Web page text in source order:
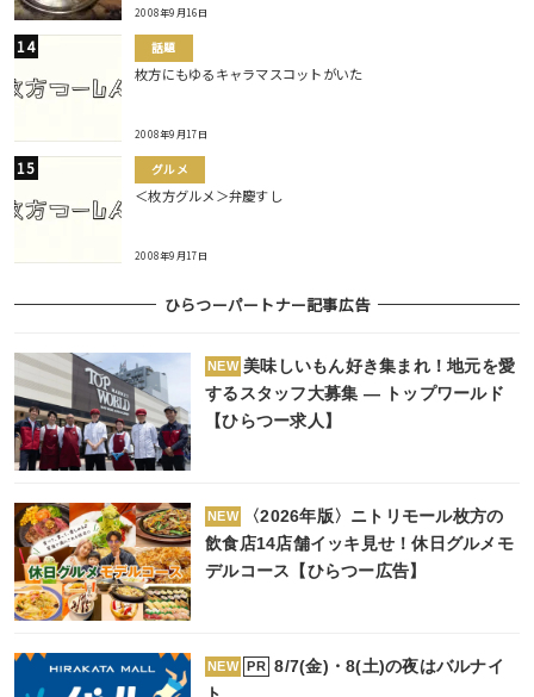
2008年9月16日
話題
枚方にもゆるキャラマスコットがいた
2008年9月17日
グルメ
＜枚方グルメ＞弁慶すし
2008年9月17日
ひらつーパートナー記事広告
NEW 美味しいもん好き集まれ！地元を愛
するスタッフ大募集 ― トップワールド
【ひらつー求人】
NEW
〈2026年版〉ニトリモール枚方の
飲食店14店舗イッキ見せ！休日グルメモ
デルコース【ひらつー広告】
NEW PR
8/7(金)・8(土)の夜はバルナイ
ト